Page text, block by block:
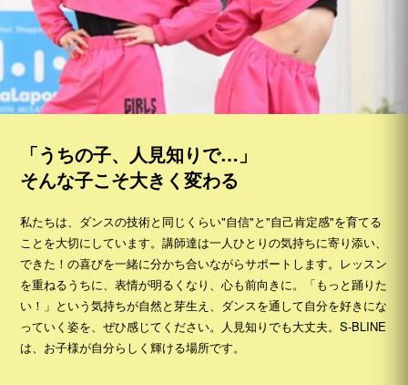
「うちの子、人見知りで…」
そんな子こそ大きく変わる
私たちは、ダンスの技術と同じくらい"自信"と"自己肯定感"を育てる
ことを大切にしています。講師達は一人ひとりの気持ちに寄り添い、
できた！の喜びを一緒に分かち合いながらサポートします。レッスン
を重ねるうちに、表情が明るくなり、心も前向きに。「もっと踊りた
い！」という気持ちが自然と芽生え、ダンスを通して自分を好きにな
っていく姿を、ぜひ感じてください。人見知りでも大丈夫。S-BLINE
は、お子様が自分らしく輝ける場所です。